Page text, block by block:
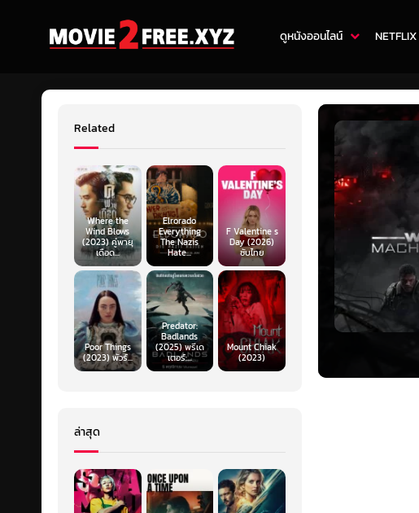
ดูหนังออนไลน์ NETFLIX
Related
Where the
Wind Blows
(2023) คู่พายุ
เดือด...
Elrorado
Everything
The Nazis
Hate...
F Valentine s
Day (2026)
ซับไทย
Poor Things
(2023) พัวร์...
Predator:
Badlands
(2025) พรีเด
เตอร์:...
Mount Chiak
(2023)
ล่าสุด